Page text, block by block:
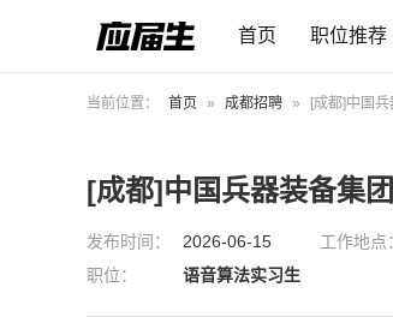
首页 职位推荐
当前位置： 首页 » 成都招聘 » [成都]中国
[成都]中国兵器装备集
发布时间： 2026-06-15 工作地点：
职位：
语音算法实习生